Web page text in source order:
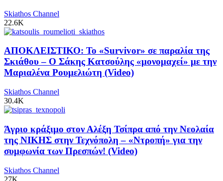
Skiathos Channel
22.6K
ΑΠΟΚΛΕΙΣΤΙΚΟ: Το «Survivor» σε παραλία της
Σκιάθου – Ο Σάκης Κατσούλης «μονομαχεί» με την
Μαριαλένα Ρουμελιώτη (Video)
Skiathos Channel
30.4K
Άγριο κράξιμο στον Αλέξη Τσίπρα από την Νεολαία
της ΝΙΚΗΣ στην Τεχνόπολη – «Ντροπή» για την
συμφωνία των Πρεσπών! (Video)
Skiathos Channel
27K